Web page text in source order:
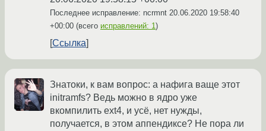
Последнее исправление: ncrmnt 20.06.2020 19:58:40
+00:00 (всего исправлений: 1)
Ссылка
Знатоки, к вам вопрос: а нафига ваще этот
initramfs? Ведь можно в ядро уже
вкомпилить ext4, и усё, нет нужды,
получается, в этом аппендиксе? Не пора ли